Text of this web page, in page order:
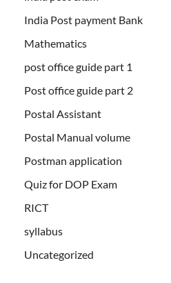
India Post payment Bank
Mathematics
post office guide part 1
Post office guide part 2
Postal Assistant
Postal Manual volume
Postman application
Quiz for DOP Exam
RICT
syllabus
Uncategorized